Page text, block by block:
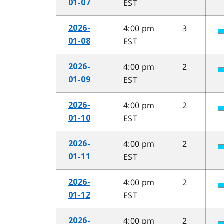
01-07 EST
2026-
01-08
4:00 pm
EST
3
2026-
01-09
4:00 pm
EST
2
2026-
01-10
4:00 pm
EST
2
2026-
01-11
4:00 pm
EST
2
2026-
01-12
4:00 pm
EST
2
2026- 4:00 pm 2